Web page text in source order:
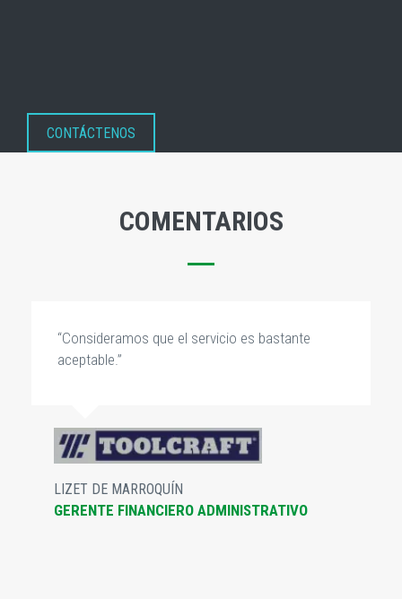
CONTÁCTENOS
COMENTARIOS
“Consideramos que el servicio es bastante
aceptable.”
LIZET DE MARROQUÍN
GERENTE FINANCIERO ADMINISTRATIVO